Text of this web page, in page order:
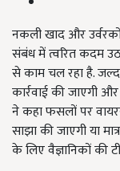
नकली खाद और
संबंध में त्वरित कदम
से काम चल रहा है.
कार्रवाई की जाएगी
ने कहा फसलों पर
साझा की जाएगी या
के लिए वैज्ञानिकों की